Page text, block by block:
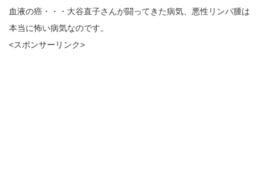
血液の癌・・・大谷直子さんが闘ってきた病気、悪性リンパ腫は
本当に怖い病気なのです。
<スポンサーリンク>